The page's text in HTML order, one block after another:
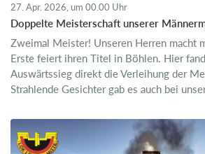
27. Apr. 2026, um 00.00 Uhr
Doppelte Meisterschaft unserer
Zweimal Meister! Unseren Herren macht
Erste feiert ihren Titel in Böhlen. Hier
Auswärtssieg direkt die Verleihung der
Strahlende Gesichter gab es auch bei